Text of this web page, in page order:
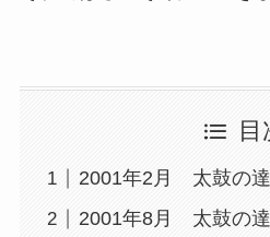
目
2001年2月 太鼓の
2001年8月 太鼓の